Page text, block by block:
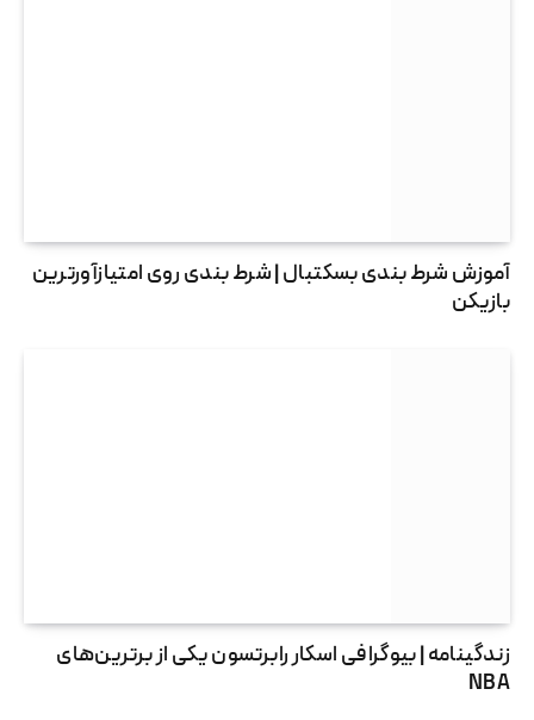
آموزش شرط بندی بسکتبال | شرط بندی روی امتیازآورترین
بازیکن
زندگینامه | بیوگرافی اسکار رابرتسون یکی از برترین‌های
NBA